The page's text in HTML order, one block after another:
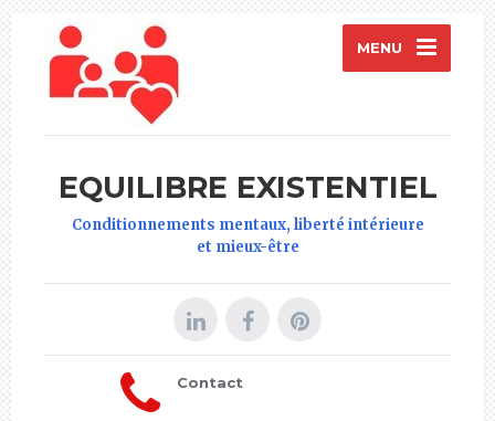
MENU
EQUILIBRE EXISTENTIEL
Conditionnements mentaux, liberté intérieure
et mieux-être
Contact